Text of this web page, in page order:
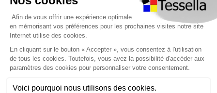
À propos
Paiement sécurisé
Livraison | Retour client
Nos tutos
Connexion / Inscription